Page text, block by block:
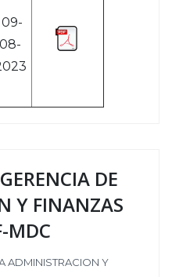
09-
08-
DE
Y FINANZAS
MDC
ADMINISTRACION Y